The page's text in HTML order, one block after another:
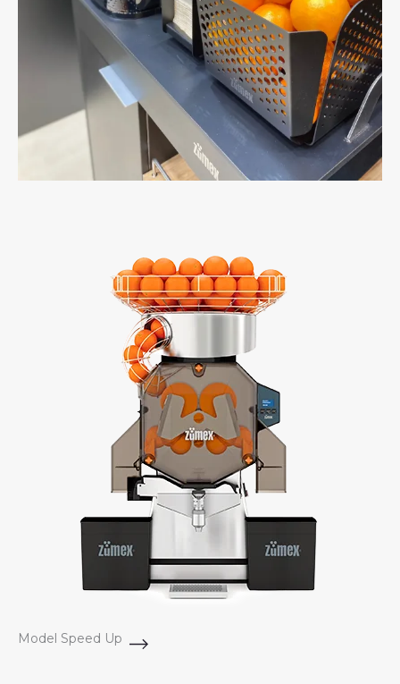
Model Speed Up